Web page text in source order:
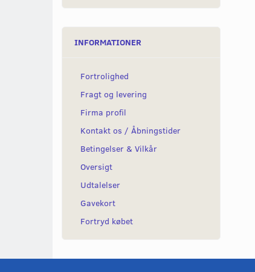
INFORMATIONER
Fortrolighed
Fragt og levering
Firma profil
Kontakt os / Åbningstider
Betingelser & Vilkår
Oversigt
Udtalelser
Gavekort
Fortryd købet